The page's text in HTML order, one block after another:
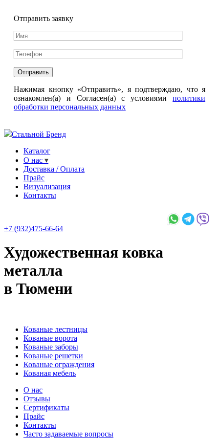
Отправить заявку
Нажимая кнопку «Отправить», я подтверждаю, что я
ознакомлен(а) и Согласен(а) с условиями политики
обработки персональных данных
Стальной Бренд
Каталог
О нас
Доставка / Оплата
Прайс
Визуализация
Контакты
+7 (932)475-66-64
Художественная ковка
металла
в Тюмени
Кованые лестницы
Кованые ворота
Кованые заборы
Кованые решетки
Кованые ограждения
Кованая мебель
О нас
Отзывы
Сертификаты
Прайс
Контакты
Часто задаваемые вопросы